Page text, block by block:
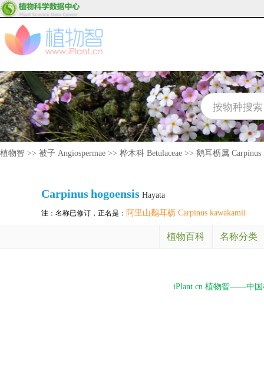
植物智 >> 被子 Angiospermae >> 桦木科 Betulaceae >> 鹅耳枥属 Carpinus
Carpinushogoensis Hayata
注：名称已修订，正名是： 阿里山鹅耳枥 Carpinus kawakamii
植物百科 名称分类
iPlant.cn 植物智——中国